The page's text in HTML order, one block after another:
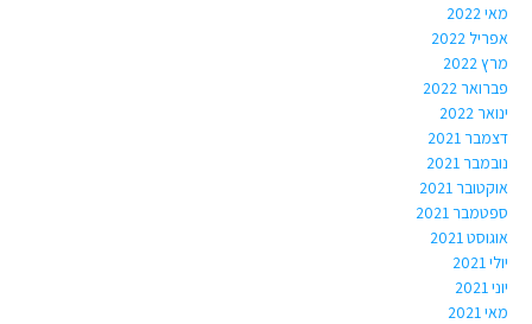
מאי 2022
אפריל 2022
מרץ 2022
פברואר 2022
ינואר 2022
דצמבר 2021
נובמבר 2021
אוקטובר 2021
ספטמבר 2021
אוגוסט 2021
יולי 2021
יוני 2021
מאי 2021